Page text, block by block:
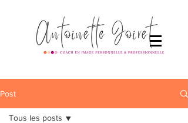
Post
Tous les posts